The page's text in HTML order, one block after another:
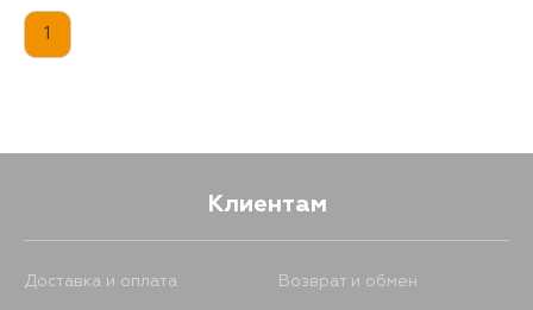
1
Клиентам
Доставка и оплата Возврат и обмен